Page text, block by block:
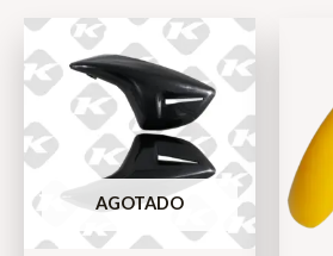
AGOTADO